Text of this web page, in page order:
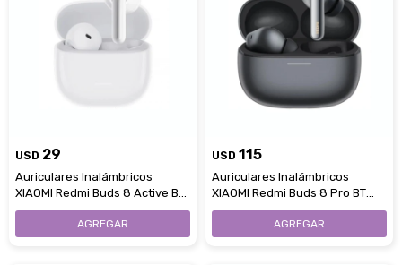
USD 29
Auriculares Inalámbricos
XIAOMI Redmi Buds 8 Active BT
Con Doble Micrófono - White
USD 115
Auriculares Inalámbricos
XIAOMI Redmi Buds 8 Pro BT
Con Cancelación De Ruido -
Obsidian Black